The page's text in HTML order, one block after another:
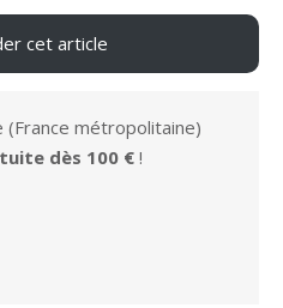
cet article
(France métropolitaine)
dès 100 €!